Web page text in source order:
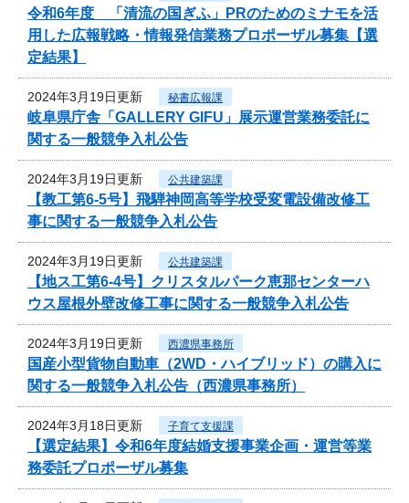
令和6年度 「清流の国ぎふ」PRのためのミナモを活
用した広報戦略・情報発信業務プロポーザル募集【選
定結果】
2024年3月19日更新 秘書広報課
岐阜県庁舎「GALLERY GIFU」展示運営業務委託に
関する一般競争入札公告
2024年3月19日更新 公共建築課
【教工第6-5号】飛騨神岡高等学校受変電設備改修工
事に関する一般競争入札公告
2024年3月19日更新 公共建築課
【地ス工第6-4号】クリスタルパーク恵那センターハ
ウス屋根外壁改修工事に関する一般競争入札公告
2024年3月19日更新 西濃県事務所
国産小型貨物自動車（2WD・ハイブリッド）の購入に
関する一般競争入札公告（西濃県事務所）
2024年3月18日更新 子育て支援課
【選定結果】令和6年度結婚支援事業企画・運営等業
務委託プロポーザル募集